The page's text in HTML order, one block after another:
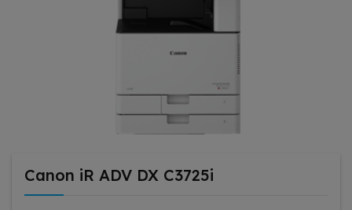
Canon iR ADV DX C3725i